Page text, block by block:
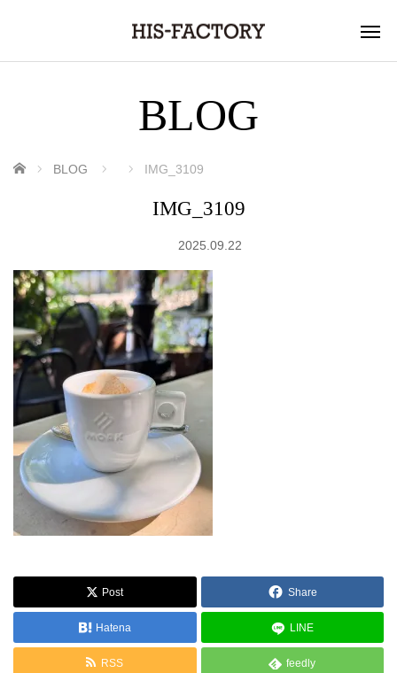
BLOG
ホーム BLOG IMG_3109
IMG_3109
2025.09.22
Post Share
Hatena LINE
RSS feedly